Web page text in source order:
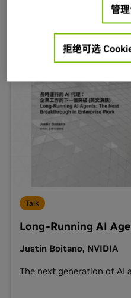
GTC 台北 2026 热
Talk
Justin Boitano, NVIDIA
The next generation of AI
管
拒绝可选